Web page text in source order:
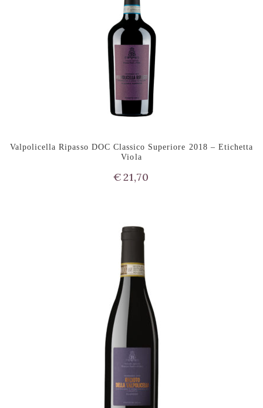
Valpolicella Ripasso DOC Classico Superiore 2018 – Etichetta
Viola
€21,70